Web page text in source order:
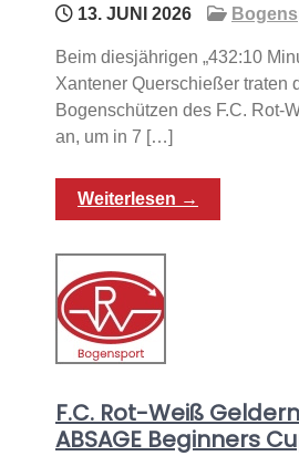
13. JUNI 2026
Beim diesjährigen „432:10
Xantener Querschießer traten
Bogenschützen des F.C. Rot-
an, um in 7 […]
Weiterlesen →
F.C. Rot-Weiß
ABSAGE Beginners